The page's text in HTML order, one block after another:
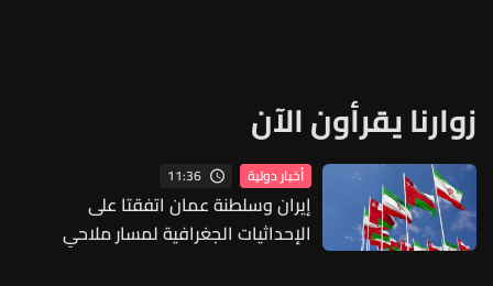
زوارنا يقرأون الآن
أخبار دولية 11:36
إيران وسلطنة عمان اتفقتا على
الإحداثيات الجغرافية لمسار ملاحي